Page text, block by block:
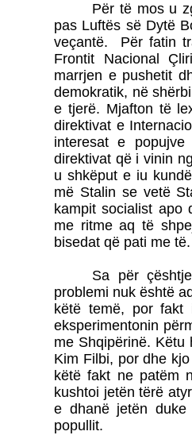
Për të mos u
pas Luftës së Dytë
veçantë.
Për fatin
Frontit Nacional
marrjen e pushetit
demokratik, në
e tjerë. Mjafton të
direktivat e
interesat e
direktivat që i vinin
u shkëput e iu
më Stalin se vetë
kampit socialist apo
me ritme aq të
bisedat që pati me
Sa për
problemi nuk është
këtë temë, por fakt
eksperimentonin
me Shqipërinë. Këtu
Kim Filbi, por dhe
këtë fakt ne patëm
kushtoi jetën tërë
e dhanë jetën
popullit.